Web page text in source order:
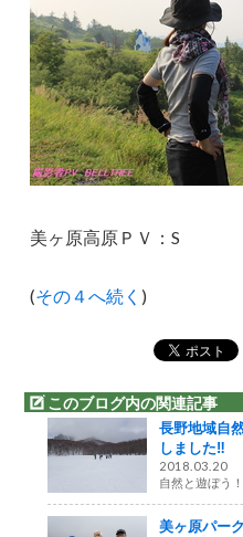
美ヶ原高原ＰＶ：S
(その４へ続く )
このブログ内の関連記事
長野地域自
しました‼
2018.03.20
自然と遊ぼう
美ヶ原パー